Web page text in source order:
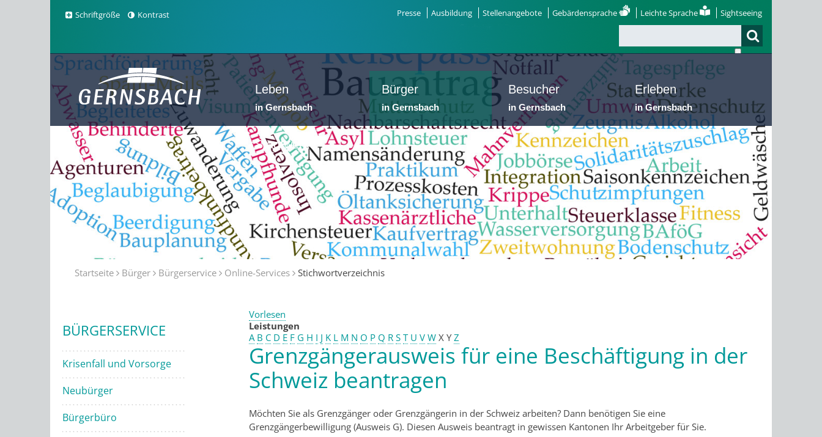
Schriftgröße Kontrast Presse Ausbildung Stellenangebote Gebärdensprache Leichte Sprache Sightseeing
Leben
in Gernsbach
Bürger
in Gernsbach
Besucher
in Gernsbach
Erleben
in Gernsbach
Stadtwerke
Startseite Bürger Bürgerservice Online-Services Stichwortverzeichnis
BÜRGERSERVICE
Krisenfall und Vorsorge
Neubürger
Bürgerbüro
Vorlesen
Leistungen
A B C D E F G H I J K L M N O P Q R S T U V W X Y Z
Grenzgängerausweis für eine Beschäftigung in der
Schweiz beantragen
Möchten Sie als Grenzgänger oder Grenzgängerin in der Schweiz arbeiten? Dann benötigen Sie eine
Grenzgängerbewilligung (Ausweis G). Diesen Ausweis beantragt in gewissen Kantonen Ihr Arbeitgeber für Sie.